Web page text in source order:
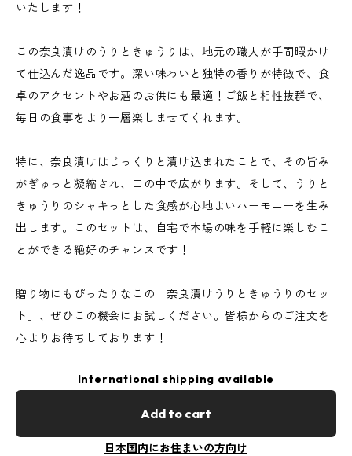
いたします！
この奈良漬けのうりときゅうりは、地元の職人が手間暇かけ
て仕込んだ逸品です。深い味わいと独特の香りが特徴で、食
卓のアクセントやお酒のお供にも最適！ご飯と相性抜群で、
毎日の食事をより一層楽しませてくれます。
特に、奈良漬けはじっくりと漬け込まれたことで、その旨み
がぎゅっと凝縮され、口の中で広がります。そして、うりと
きゅうりのシャキっとした食感が心地よいハーモニーを生み
出します。このセットは、自宅で本場の味を手軽に楽しむこ
とができる絶好のチャンスです！
贈り物にもぴったりなこの「奈良漬けうりときゅうりのセッ
ト」、ぜひこの機会にお試しください。皆様からのご注文を
心よりお待ちしております！
International shipping available
Add to cart
日本国内にお住まいの方向け